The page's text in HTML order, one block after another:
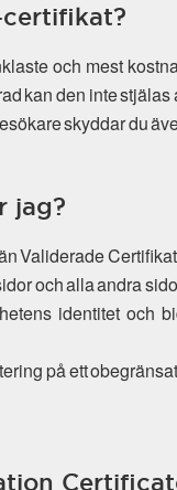
och mest
kan den inte
skyddar du
jag?
Validerade
och alla andra
identitet
på ett